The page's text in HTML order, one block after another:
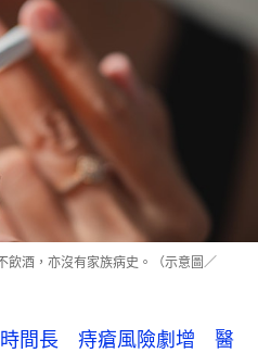
飲酒，亦沒有家族病史。（示意圖／
時間長 痔瘡風險劇增 醫